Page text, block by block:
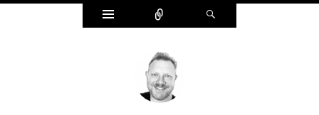
Widgets Connect